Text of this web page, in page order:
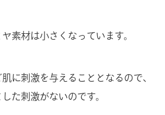
素材は小さくなっています。
に刺激を与えることとなるので、
た刺激がないのです。